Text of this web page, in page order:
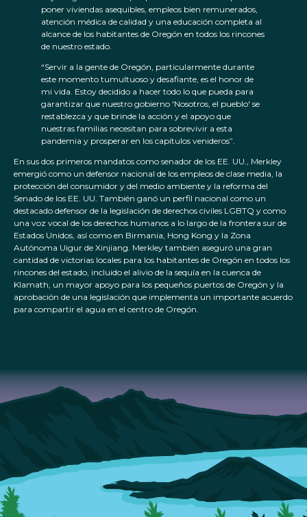
poner viviendas asequibles, empleos bien remunerados,
atención médica de calidad y una educación completa al
alcance de los habitantes de Oregón en todos los rincones
de nuestro estado.
“Servir a la gente de Oregón, particularmente durante
este momento tumultuoso y desafiante, es el honor de
mi vida. Estoy decidido a hacer todo lo que pueda para
garantizar que nuestro gobierno 'Nosotros, el pueblo' se
restablezca y que brinde la acción y el apoyo que
nuestras familias necesitan para sobrevivir a esta
pandemia y prosperar en los capítulos venideros”.
En sus dos primeros mandatos como senador de los EE. UU., Merkley
emergió como un defensor nacional de los empleos de clase media, la
protección del consumidor y del medio ambiente y la reforma del
Senado de los EE. UU. También ganó un perfil nacional como un
destacado defensor de la legislación de derechos civiles LGBTQ y como
una voz vocal de los derechos humanos a lo largo de la frontera sur de
Estados Unidos, así como en Birmania, Hong Kong y la Zona
Autónoma Uigur de Xinjiang. Merkley también aseguró una gran
cantidad de victorias locales para los habitantes de Oregón en todos los
rincones del estado, incluido el alivio de la sequía en la cuenca de
Klamath, un mayor apoyo para los pequeños puertos de Oregón y la
aprobación de una legislación que implementa un importante acuerdo
para compartir el agua en el centro de Oregón.